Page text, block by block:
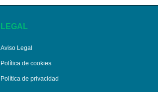
LEGAL
Aviso Legal
Política de cookies
Política de privacidad